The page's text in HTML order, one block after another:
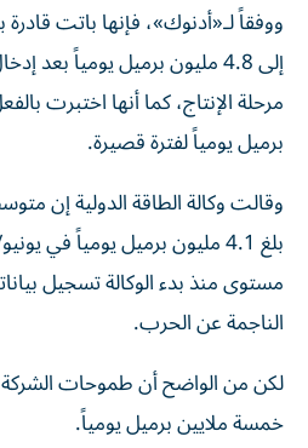
ووفقاً لـ«أدنوك»، فإنها باتت
إلى 4.8 مليون برميل يومياً
مرحلة الإنتاج، كما أنها اختبرت
برميل يومياً لفترة قصيرة.
وقالت وكالة الطاقة الدولية إن
بلغ 4.1 مليون برميل يومياً في
مستوى منذ بدء الوكالة تسجيل
الناجمة عن الحرب.
لكن من الواضح أن طموحات الشركة
خمسة ملايين برميل يومياً.